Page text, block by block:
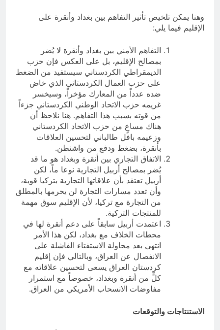
وهنا يمكن تلخيص تأثير التفاهم بين بغداد وأنقرة على
الإقليم فيما يلي:
التفاهم الأمني بين بغداد وأنقرة لا يُضر
بمصالح الإقليم، بل على العكس فإن حزب
الديمقراطي الكردستاني سيستفيد من الضغط
على حزب العمال الكردستاني الذي خاض
ضده عدداً من المعارك مؤخراً، وسيخسر
غريمه حزب الاتحاد الوطني الكردستاني جزءاً
من قوته بسبب هذا التفاهم. هنا نلاحظ أن
هناك مساعٍ من حزب الاتحاد الكردستاني
وزعيمه بافل طالباني لتحسين العلاقات
بأنقرة، بضغط ودفع من واشنطن.
الاتفاق التجاري بين أنقرة وبغداد هو ما قد
يُضر بمصالح أربيل التجارية نوعا ماً، لكن
أربيل تعتقد بأن علاقاتها التجارية بتركيا قوية،
وأن تعدد مسارات التجارة لن يحرمها بالمطلق
من التجارة مع تركيا، لأن الإقليم سوق مهمة
للمنتجات التركية.
اعتمدت أربيل سابقاً على دعم أنقرة لها في
محطات الخلاف مع بغداد، لكن هذا الأمر
انتهى بعد محاولة الاستفتاء الفاشلة على
الانفصال عن العراق، وبالتالي فإن إقليم
كردستان العراق يسعى لتحسين علاقاته مع
كلٍّ من أنقرة وبغداد، خصوصاً مع استمرار
مفاوضات الانسحاب الأمريكي من العراق.
الاستنتاجات والتوقعات